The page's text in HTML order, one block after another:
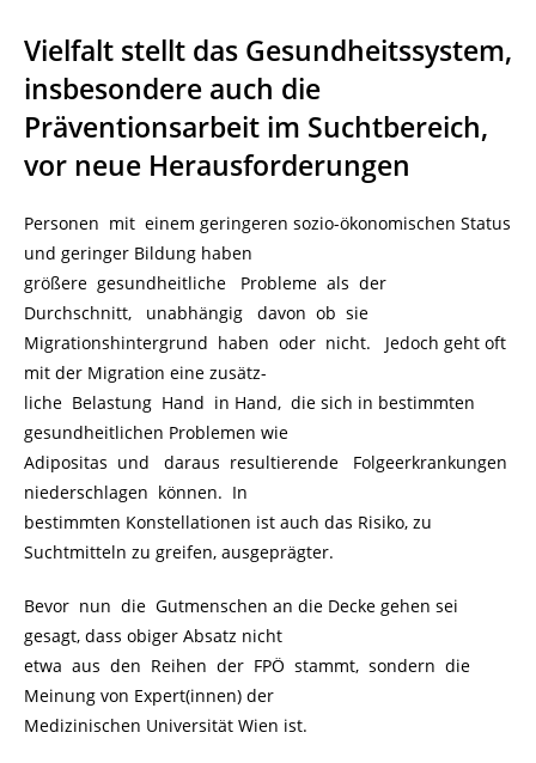
Vielfalt stellt das Gesundheitssystem,
insbesondere auch die
Präventionsarbeit im Suchtbereich,
vor neue Herausforderungen
Personen mit einem geringeren sozio-ökonomischen Status
und geringer Bildung haben
größere gesundheitliche Probleme als der
Durchschnitt, unabhängig davon ob sie
Migrationshintergrund haben oder nicht. Jedoch geht oft
mit der Migration eine zusätz-
liche Belastung Hand in Hand, die sich in bestimmten
gesundheitlichen Problemen wie
Adipositas und daraus resultierende Folgeerkrankungen
niederschlagen können. In
bestimmten Konstellationen ist auch das Risiko, zu
Suchtmitteln zu greifen, ausgeprägter.
Bevor nun die Gutmenschen an die Decke gehen sei
gesagt, dass obiger Absatz nicht
etwa aus den Reihen der FPÖ stammt, sondern die
Meinung von Expert(innen) der
Medizinischen Universität Wien ist.